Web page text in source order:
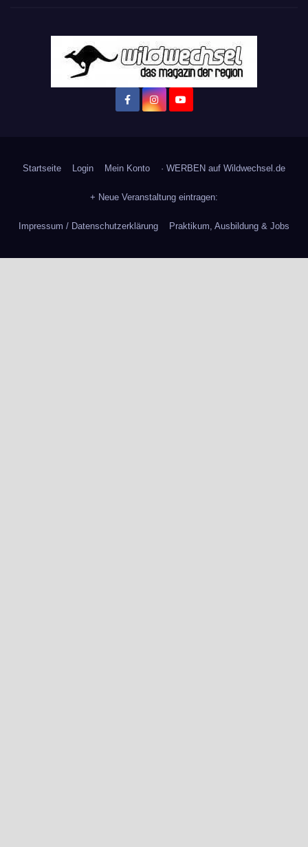
Startseite Login Mein Konto · WERBEN auf Wildwechsel.de
+ Neue Veranstaltung eintragen:
Impressum / Datenschutzerklärung Praktikum, Ausbildung & Jobs